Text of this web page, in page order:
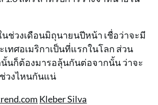
ช่วงเดือนมิถุนายนปีหน้า เชื่อว่าจะมี
เทศอเมริกาเป็นที่แรกในโลก ส่วน
นั้นก็ต้องมารอลุ้นกันต่อจากนั้น ว่าจะ
วงไหนกันแน่
Kleber Silva